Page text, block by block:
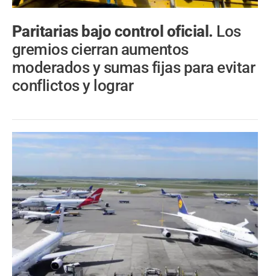
Paritarias bajo control oficial. Los
gremios cierran aumentos
moderados y sumas fijas para evitar
conflictos y lograr